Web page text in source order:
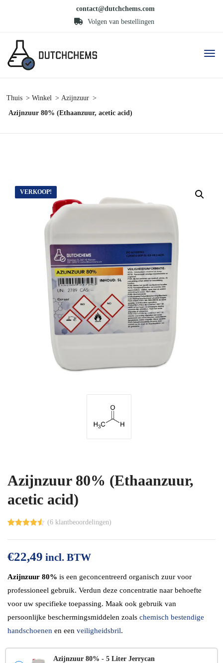
contact@dutchchems.com
Volgen van bestellingen
Thuis Winkel
Azijnzuur
Azijnzuur 80% (Ethaanzuur, acetic acid)
VERKOOP!
Azijnzuur 80% (Ethaanzuur,
acetic acid)
d4.50op
gebaseerd
opklant
en
(6klantbeoordelingen)
€22,49 incl. BTW
Azijnzuur 80% is een geconcentreerd organisch zuur voor
professioneel gebruik. Verdun deze concentratie naar behoefte
voor uw specifieke toepassing. Maak ook gebruik van
persoonlijke beschermingsmiddelen zoals chemisch bestendige
handschoenen en een veiligheidsbril.
Azijnzuur 80% - 5 Liter Jerrycan